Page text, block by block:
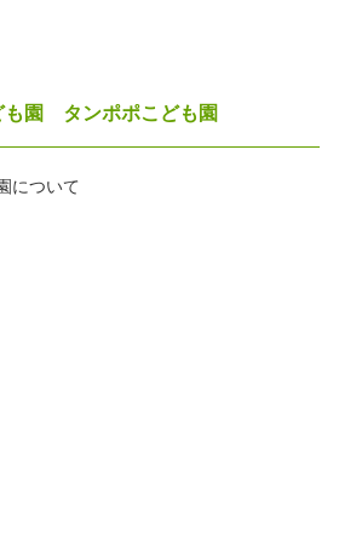
も園 タンポポこども園
について